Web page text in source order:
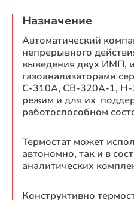
Назначение
Автоматический
непрерывного
выведения двух ИМП,
газоанализаторами
С-310А, СВ-320A-1,
режим и для их
работоспособном
Термостат может
автономно, так и в
аналитических
Конструктивно